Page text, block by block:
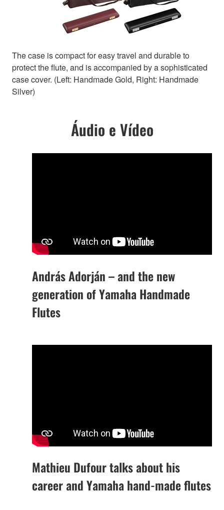
The case is compact for easy travel and durable to
protect the flute, and is accompanied by a sophisticated
case cover. (Left: Handmade Gold, Right: Handmade
Silver)
Áudio e Vídeo
András Adorján – and the new
generation of Yamaha Handmade
Flutes
Mathieu Dufour talks about his
career and Yamaha hand-made flutes